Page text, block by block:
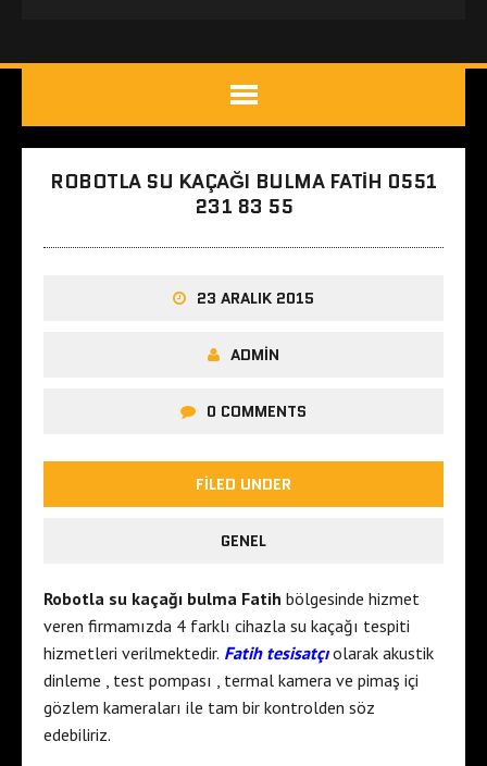
ROBOTLA SU KAÇAĞI BULMA FATIH 0551
231 83 55
23 ARALIK 2015
ADMIN
0 COMMENTS
FILED UNDER
GENEL
Robotla su kaçağı bulma Fatih bölgesinde hizmet
veren firmamızda 4 farklı cihazla su kaçağı tespiti
hizmetleri verilmektedir. Fatih tesisatçı olarak akustik
dinleme , test pompası , termal kamera ve pimaş içi
gözlem kameraları ile tam bir kontrolden söz
edebiliriz.